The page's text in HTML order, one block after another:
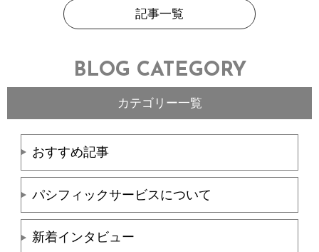
記事一覧
BLOG CATEGORY
カテゴリー一覧
おすすめ記事
パシフィックサービスについて
新着インタビュー